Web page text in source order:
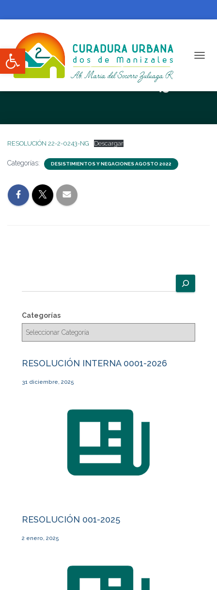
Abrir barra de herramientas
RESOLUCIÓN 22-2-0243-NG
RESOLUCIÓN 22-2-0243-NG Descargar
Categorías: DESISTIMIENTOS Y NEGACIONES AGOSTO 2022
u
c
a
Categorías
RESOLUCIÓN INTERNA 0001-2026
31 diciembre, 2025
RESOLUCIÓN 001-2025
2 enero, 2025